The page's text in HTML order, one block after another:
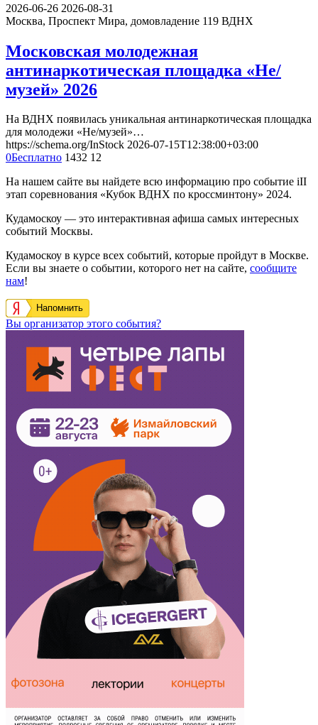
2026-06-26 2026-08-31
Москва, Проспект Мира, домовладение 119 ВДНХ
Московская молодежная
антинаркотическая площадка «Не/
музей» 2026
На ВДНХ появилась уникальная антинаркотическая площадка
для молодежи «Не/музей»…
https://schema.org/InStock 2026-07-15T12:38:00+03:00
0Бесплатно 1432 12
На нашем сайте вы найдете всю информацию про событие iII
этап соревнования «Кубок ВДНХ по кроссминтону» 2024.
Кудамоскоу — это интерактивная афиша самых интересных
событий Москвы.
Кудамоскоу в курсе всех событий, которые пройдут в Москве.
Если вы знаете о событии, которого нет на сайте, сообщите
нам!
Напомнить
Вы организатор этого события?